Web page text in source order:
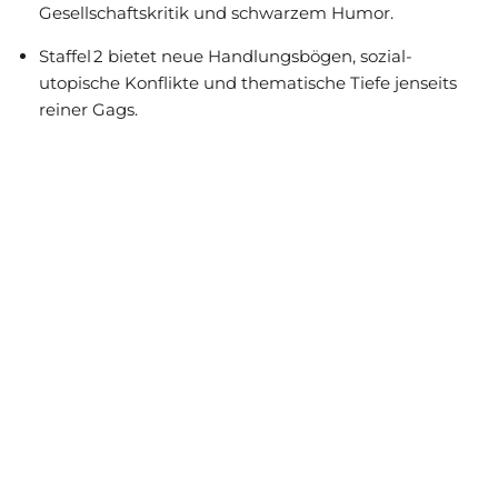
Gesellschaftskritik und schwarzem Humor.
Staffel 2 bietet neue Handlungsbögen, sozial-
utopische Konflikte und thematische Tiefe jenseits
reiner Gags.